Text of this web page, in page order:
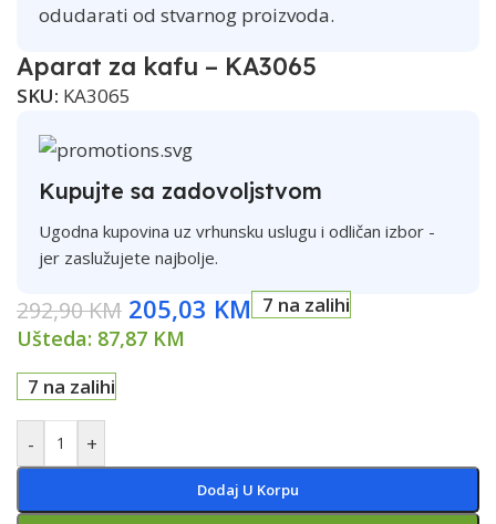
odudarati od stvarnog proizvoda.
Aparat za kafu – KA3065
SKU: KA3065
Kupujte sa zadovoljstvom
Ugodna kupovina uz vrhunsku uslugu i odličan izbor -
jer zaslužujete najbolje.
292,90KM 205,03 KM 7 na zalihi
Ušteda: 87,87 KM
7 na zalihi
- +
Dodaj U Korpu